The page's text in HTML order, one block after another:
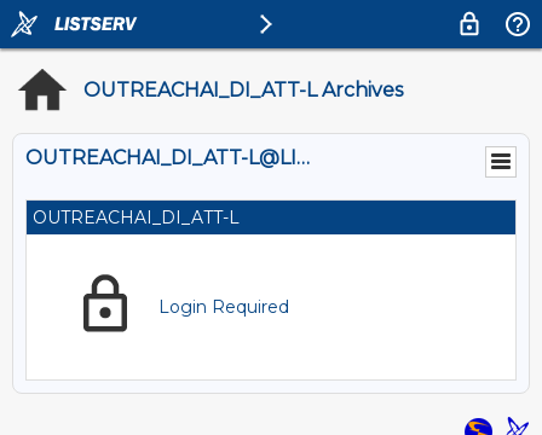
OUTREACHAI_DI_ATT-L Archives
OUTREACHAI_DI_ATT-L@LISTS.OU.EDU
OUTREACHAI_DI_ATT-L
Login Required